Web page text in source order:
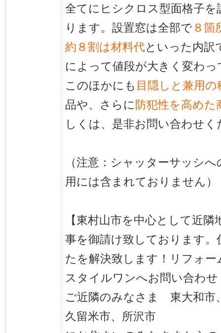
全てにヒシクロス型面格子
ります。設置窓は全部で８箇
約８割は材料代といった内訳
によって値段が大きく変わ
このほかにも 目隠しと兼用
品や、さらに防犯性を高めた
しくは、是非お問い合わせく
（注意：シャッターサッシ
用には含まれておりません）
【東村山市を中心として近
事を御請け致しております
たを解決致します！リフォー
スタイルワンへお問い合わ
ご近隣のみなさま 東大和市
久留米市、所沢市